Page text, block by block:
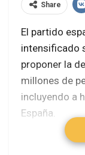
Share
El partido
intensificado
proponer la
millones de
incluyendo a
España.
La